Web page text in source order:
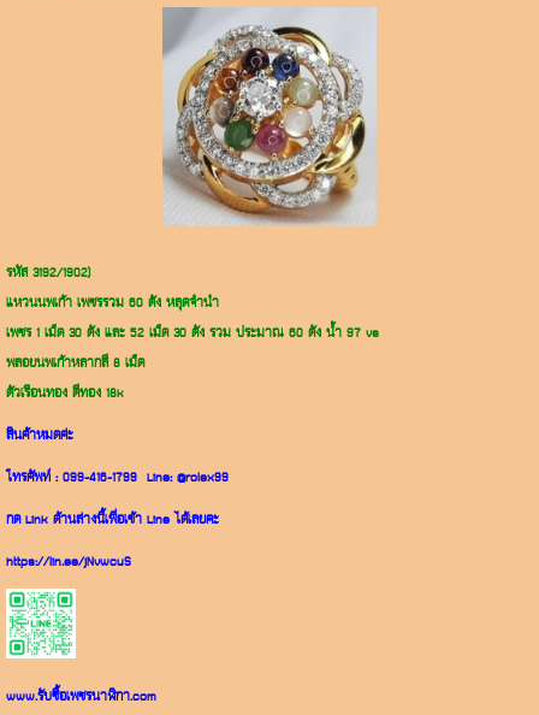
รหัส 3192/1902)
แหวนนพเก้า เพชรรวม 60 ตัง หลุดจำนำ
เพชร 1 เม็ด 30 ตัง และ 52 เม็ด 30 ตัง รวม ประมาณ 60 ตัง น้ำ 97 vs
พลอยนพเก้าหลากสี 8 เม็ด
ตัวเรือนทอง ตีทอง 18k
สินค้าหมดค่ะ
โทรศัพท์ :099-416-1799 Line:@rolex99
กด Link ด้านล่างนี้เพื่อเข้า Line ได้เลยคะ
https://lin.ee/jNvwcuS
www.รับซื้อเพชรนาฬิกา.com